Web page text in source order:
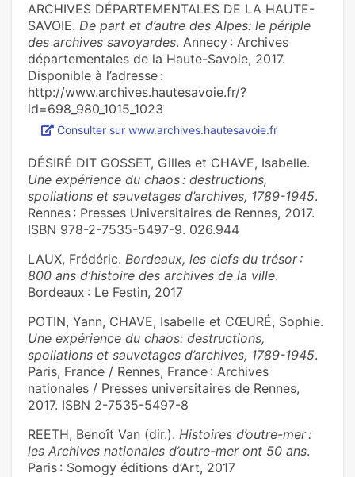
ARCHIVES DÉPARTEMENTALES DE LA HAUTE-
SAVOIE. De part et d’autre des Alpes: le périple
des archives savoyardes. Annecy : Archives
départementales de la Haute-Savoie, 2017.
Disponible à l’adresse :
http://www.archives.hautesavoie.fr/?
id=698_980_1015_1023
Consulter sur www.archives.hautesavoie.fr
DÉSIRÉ DIT GOSSET, Gilles et CHAVE, Isabelle.
Une expérience du chaos : destructions,
spoliations et sauvetages d’archives, 1789-1945.
Rennes : Presses Universitaires de Rennes, 2017.
ISBN 978-2-7535-5497-9. 026.944
LAUX, Frédéric. Bordeaux, les clefs du trésor :
800 ans d’histoire des archives de la ville.
Bordeaux : Le Festin, 2017
POTIN, Yann, CHAVE, Isabelle et CŒURÉ, Sophie.
Une expérience du chaos: destructions,
spoliations et sauvetages d’archives, 1789-1945.
Paris, France / Rennes, France : Archives
nationales / Presses universitaires de Rennes,
2017. ISBN 2-7535-5497-8
REETH, Benoît Van (dir.). Histoires d’outre-mer :
les Archives nationales d’outre-mer ont 50 ans.
Paris : Somogy éditions d’Art, 2017